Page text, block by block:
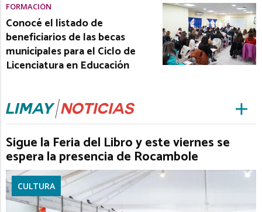
FORMACIÓN
Conocé el listado de
beneficiarios de las becas
municipales para el Ciclo de
Licenciatura en Educación
Sigue la Feria del Libro y este viernes se
espera la presencia de Rocambole
CULTURA